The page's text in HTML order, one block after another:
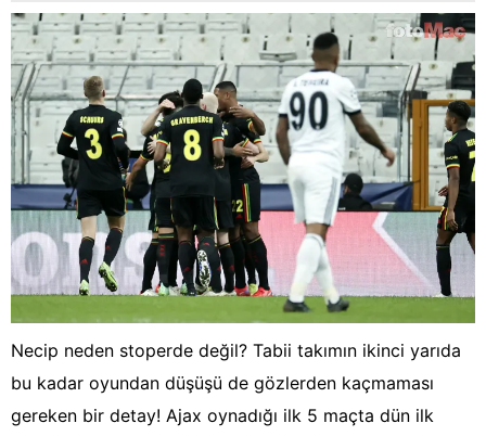
Necip neden stoperde değil? Tabii takımın ikinci yarıda
bu kadar oyundan düşüşü de gözlerden kaçmaması
gereken bir detay! Ajax oynadığı ilk 5 maçta dün ilk